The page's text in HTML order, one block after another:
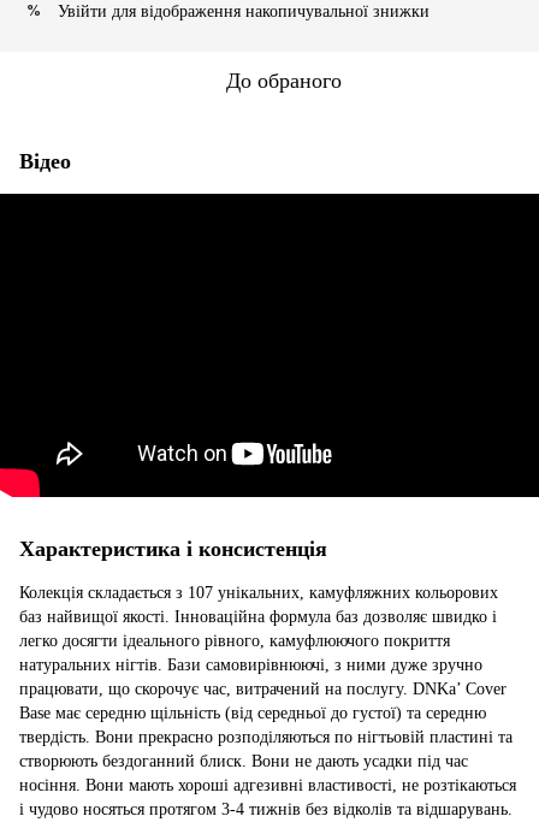
% Увійти для відображення накопичувальної знижки
До обраного
Відео
Характеристика і консистенція
Колекція складається з 107 унікальних, камуфляжних кольорових
баз найвищої якості. Інноваційна формула баз дозволяє швидко і
легко досягти ідеального рівного, камуфлюючого покриття
натуральних нігтів. Бази самовирівнюючі, з ними дуже зручно
працювати, що скорочує час, витрачений на послугу. DNKa’ Cover
Base має середню щільність (від середньої до густої) та середню
твердість. Вони прекрасно розподіляються по нігтьовій пластині та
створюють бездоганний блиск. Вони не дають усадки під час
носіння. Вони мають хороші адгезивні властивості, не розтікаються
і чудово носяться протягом 3-4 тижнів без відколів та відшарувань.